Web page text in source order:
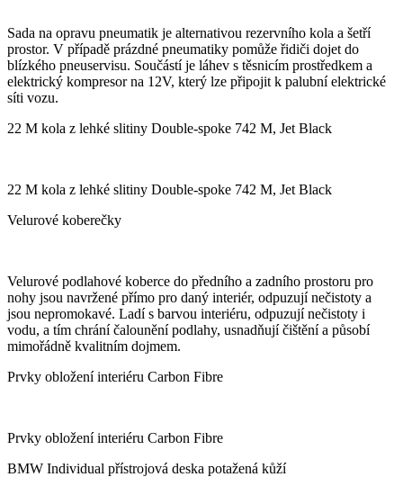
Sada na opravu pneumatik je alternativou rezervního kola a šetří
prostor. V případě prázdné pneumatiky pomůže řidiči dojet do
blízkého pneuservisu. Součástí je láhev s těsnicím prostředkem a
elektrický kompresor na 12V, který lze připojit k palubní elektrické
síti vozu.
22 M kola z lehké slitiny Double-spoke 742 M, Jet Black
22 M kola z lehké slitiny Double-spoke 742 M, Jet Black
Velurové koberečky
Velurové podlahové koberce do předního a zadního prostoru pro
nohy jsou navržené přímo pro daný interiér, odpuzují nečistoty a
jsou nepromokavé. Ladí s barvou interiéru, odpuzují nečistoty i
vodu, a tím chrání čalounění podlahy, usnadňují čištění a působí
mimořádně kvalitním dojmem.
Prvky obložení interiéru Carbon Fibre
Prvky obložení interiéru Carbon Fibre
BMW Individual přístrojová deska potažená kůží